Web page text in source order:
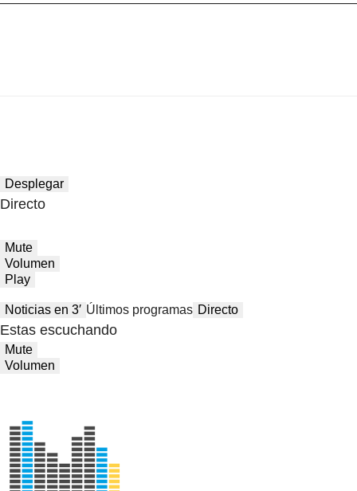
Desplegar
Directo
Mute
Volumen
Play
Noticias en 3′ Últimos programas Directo
Estas escuchando
Mute
Volumen